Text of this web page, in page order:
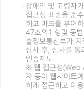
장애인 및 고령자
접근성 표준을 준
하고 마크를 부여하
47조의1 항및 동
술정보통신부가
심사 후, 심사를 통
인증제도
※ 웹 접근성(Web
자 등이 웹사이트
하게 접근하고 이